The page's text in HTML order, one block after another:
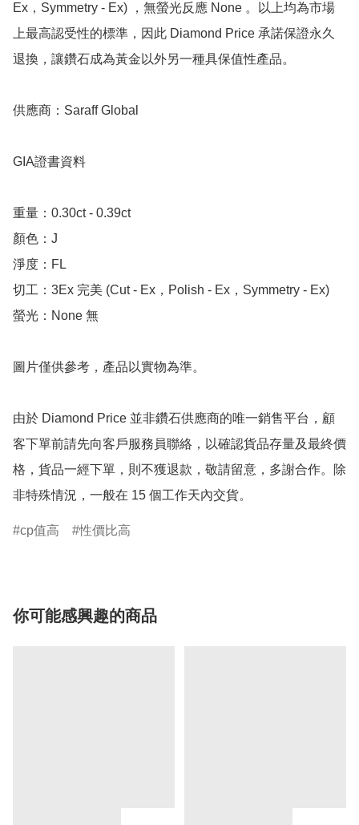
Ex，Symmetry - Ex) ，無螢光反應 None 。以上均為市場
上最高認受性的標準，因此 Diamond Price 承諾保證永久
退換，讓鑽石成為黃金以外另一種具保值性產品。
供應商：Saraff Global
GIA證書資料
重量：0.30ct - 0.39ct
顏色：J
淨度：FL
切工：3Ex 完美 (Cut - Ex，Polish - Ex，Symmetry - Ex)
螢光：None 無
圖片僅供參考，產品以實物為準。
由於 Diamond Price 並非鑽石供應商的唯一銷售平台，顧
客下單前請先向客戶服務員聯絡，以確認貨品存量及最終價
格，貨品一經下單，則不獲退款，敬請留意，多謝合作。除
非特殊情況，一般在 15 個工作天內交貨。
cp值高 性價比高
你可能感興趣的商品